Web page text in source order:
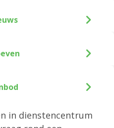
in dienstencentrum